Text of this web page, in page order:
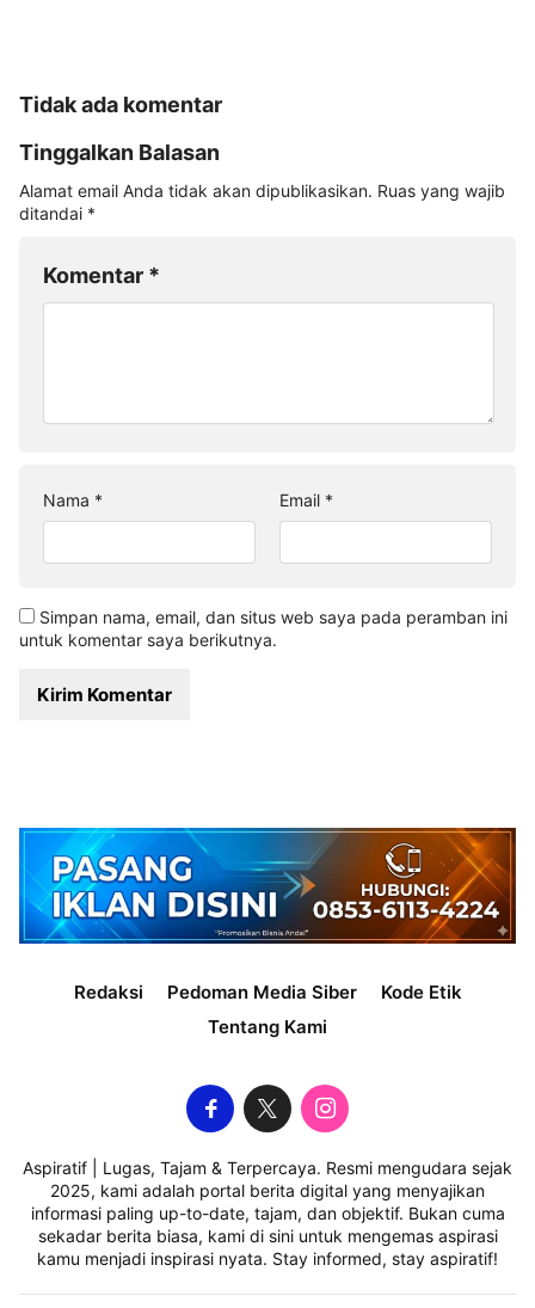
Tidak ada komentar
Tinggalkan Balasan
Alamat email Anda tidak akan dipublikasikan. Ruas yang wajib
ditandai *
Komentar *
Nama * Email *
Simpan nama, email, dan situs web saya pada peramban ini
untuk komentar saya berikutnya.
Redaksi Pedoman Media Siber
Kode Etik
Tentang Kami
Aspiratif | Lugas, Tajam & Terpercaya. Resmi mengudara sejak
2025, kami adalah portal berita digital yang menyajikan
informasi paling up-to-date, tajam, dan objektif. Bukan cuma
sekadar berita biasa, kami di sini untuk mengemas aspirasi
kamu menjadi inspirasi nyata. Stay informed, stay aspiratif!